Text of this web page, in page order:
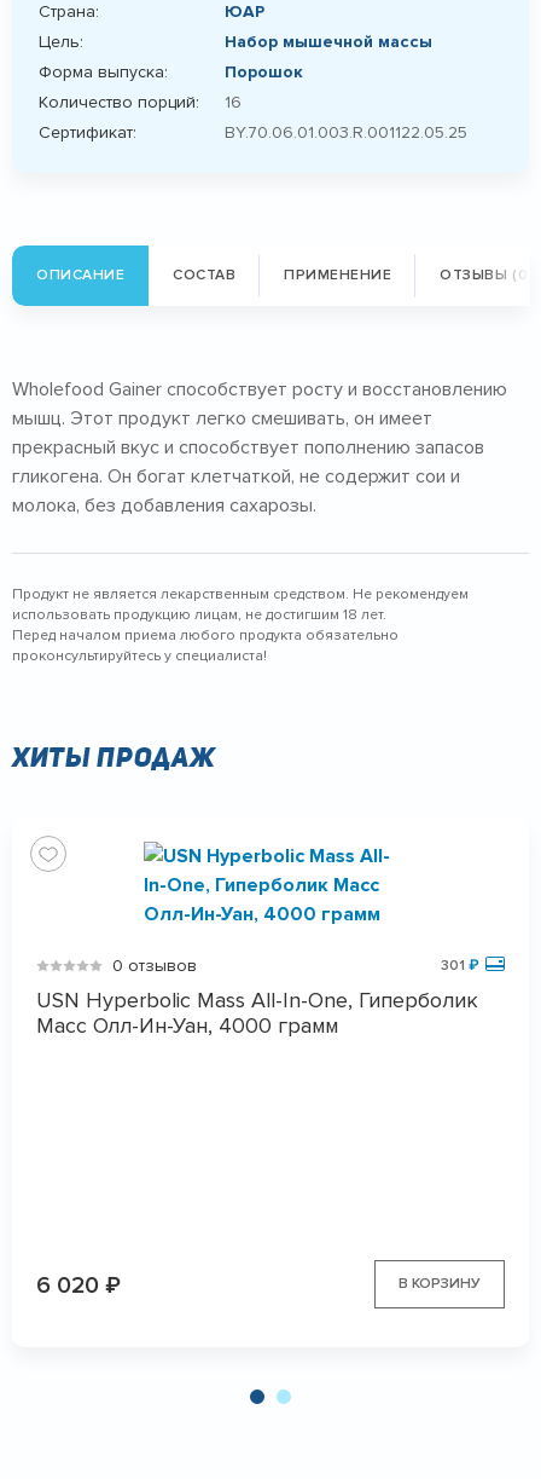
Страна:
ЮАР
Цель:
Набор мышечной массы
Форма выпуска:
Порошок
Количество порций:
16
Сертификат:
BY.70.06.01.003.R.001122.05.25
ОПИСАНИЕ СОСТАВ ПРИМЕНЕНИЕ ОТЗЫВЫ (0)
Wholefood Gainer способствует росту и восстановлению
мышц. Этот продукт легко смешивать, он имеет
прекрасный вкус и способствует пополнению запасов
гликогена. Он богат клетчаткой, не содержит сои и
молока, без добавления сахарозы.
Продукт не является лекарственным средством. Не рекомендуем
использовать продукцию лицам, не достигшим 18 лет.
Перед началом приема любого продукта обязательно
проконсультируйтесь у специалиста!
Хиты продаж
0 отзывов 301 ₽
USN Hyperbolic Mass All-In-One, Гиперболик
Масс Олл-Ин-Уан, 4000 грамм
6 020 ₽ В КОРЗИНУ